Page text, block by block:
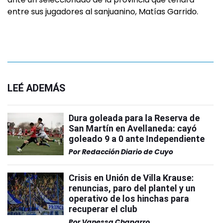
entre sus jugadores al sanjuanino, Matías Garrido.
LEÉ ADEMÁS
Dura goleada para la Reserva de
San Martín en Avellaneda: cayó
goleado 9 a 0 ante Independiente
PorRedacción Diario de Cuyo
Crisis en Unión de Villa Krause:
renuncias, paro del plantel y un
operativo de los hinchas para
recuperar el club